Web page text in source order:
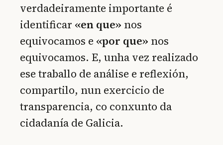
verdadeiramente importante é
identificar «en que» nos
equivocamos e «por que» nos
equivocamos. E, unha vez realizado
ese traballo de análise e reflexión,
compartilo, nun exercicio de
transparencia, co conxunto da
cidadanía de Galicia.